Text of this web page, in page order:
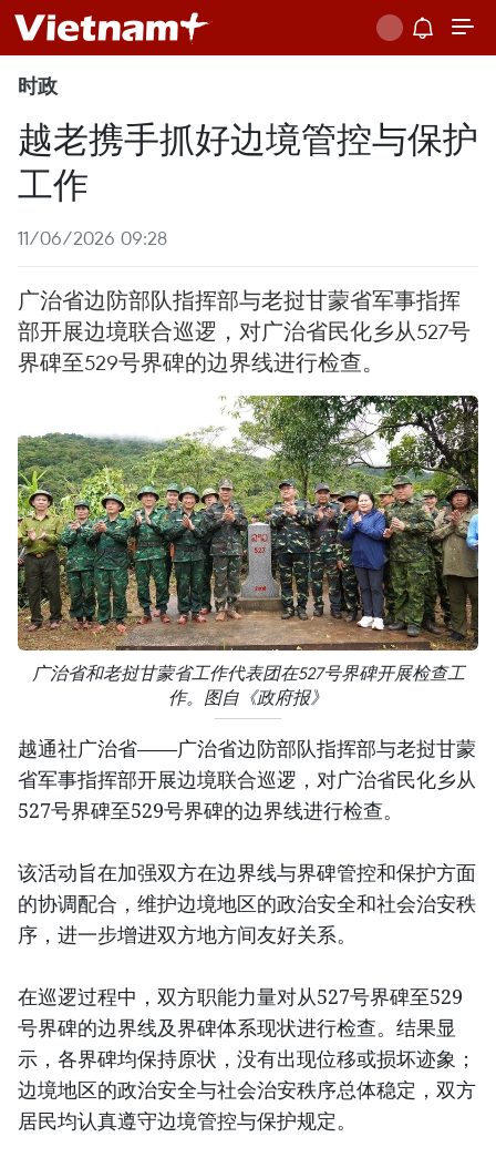
时政
越老携手抓好边境管控与保护
工作
11/06/2026 09:28
广治省边防部队指挥部与老挝甘蒙省军事指挥
部开展边境联合巡逻，对广治省民化乡从527号
界碑至529号界碑的边界线进行检查。
广治省和老挝甘蒙省工作代表团在527号界碑开展检查工
作。图自《政府报》
越通社广治省——广治省边防部队指挥部与老挝甘蒙
省军事指挥部开展边境联合巡逻，对广治省民化乡从
527号界碑至529号界碑的边界线进行检查。
该活动旨在加强双方在边界线与界碑管控和保护方面
的协调配合，维护边境地区的政治安全和社会治安秩
序，进一步增进双方地方间友好关系。
在巡逻过程中，双方职能力量对从527号界碑至529
号界碑的边界线及界碑体系现状进行检查。结果显
示，各界碑均保持原状，没有出现位移或损坏迹象；
边境地区的政治安全与社会治安秩序总体稳定，双方
居民均认真遵守边境管控与保护规定。